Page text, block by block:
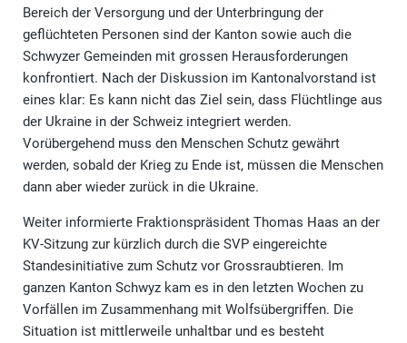
Bereich der Versorgung und der Unterbringung der
geflüchteten Personen sind der Kanton sowie auch die
Schwyzer Gemeinden mit grossen Herausforderungen
konfrontiert. Nach der Diskussion im Kantonalvorstand ist
eines klar: Es kann nicht das Ziel sein, dass Flüchtlinge aus
der Ukraine in der Schweiz integriert werden.
Vorübergehend muss den Menschen Schutz gewährt
werden, sobald der Krieg zu Ende ist, müssen die Menschen
dann aber wieder zurück in die Ukraine.
Weiter informierte Fraktionspräsident Thomas Haas an der
KV-Sitzung zur kürzlich durch die SVP eingereichte
Standesinitiative zum Schutz vor Grossraubtieren. Im
ganzen Kanton Schwyz kam es in den letzten Wochen zu
Vorfällen im Zusammenhang mit Wolfsübergriffen. Die
Situation ist mittlerweile unhaltbar und es besteht